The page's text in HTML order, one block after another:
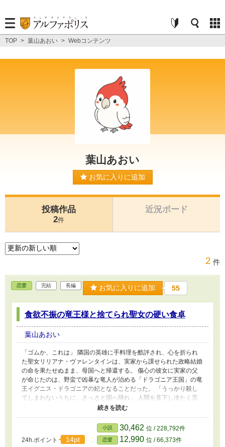
TOP > 葉山あおい > Webコンテンツ
葉山あおい
お気に入りに追加
投稿作品
2件
近況ボード
2 件
恋愛 完結 長編 お気に入りに追加 55
食欲不振の竜王様と捨てられ聖女の硬い食卓
葉山あおい
「ゴムか、これは」 隣国の英雄に手料理を酷評され、心を折られ
た聖女リリアナ・ヴァレンタインは、実家から課せられた政略結婚
の命を果たせぬまま、母国へと帰還する。 傷心の彼女に実家の父
が命じたのは、野蛮で凶暴な竜人が治める「ドラゴニア王国」の竜
王イグニス・ドラゴニアの妃となることだった。 「うっかり殺し
てしまわないうちに、さっさと国へ帰れ」 人間を見下し冷たく言
い放つイグニス。しかし、リリアナの手料理を食べて態度が一変。
ったのだが……？ 「うまい！ こんなに腹に溜まる飯は、生まれ
て初めてだ！！」 なんとその料理は、強靭な顎と胃袋を持つ竜人
にとって、最高のスタミナ源だった！ 岩石レベルのパン、鉄線の
24h.ポイント 14pt
小説 30,462 位 / 228,792件
恋愛 12,990 位 / 66,373件